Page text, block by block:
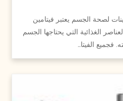
لصحة الجسم يعتبر فيتامين
الغذائية التي يحتاجها الجسم
فجميع الفيتا…